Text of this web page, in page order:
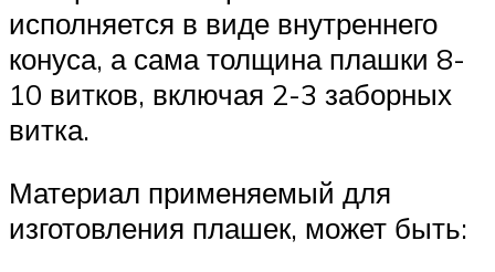
исполняется в виде внутреннего
конуса, а сама толщина плашки 8-
10 витков, включая 2-3 заборных
витка.
Материал применяемый для
изготовления плашек, может быть: